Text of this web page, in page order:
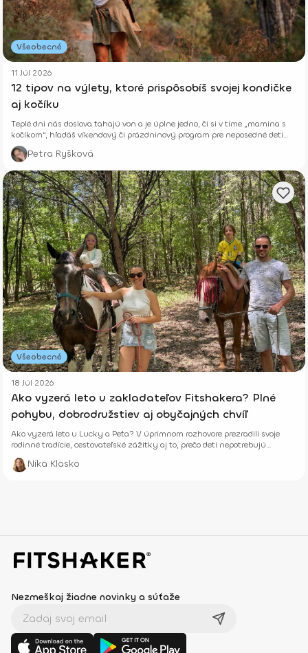
Všeobecné
11 Júl 2026
12 tipov na výlety, ktoré prispôsobíš svojej kondičke
aj kočíku
Teplé dni nás doslova ťahajú von a je úplne jedno, či si v tíme „mamina s
kočíkom“, hľadáš víkendový či prázdninový program pre neposedné deti
alebo si len chceš vyvetrať hlavu s kamoškou, či partnerom.
Petra Ryšková
Všeobecné
18 Júl 2026
Ako vyzerá leto u zakladateľov Fitshakera? Plné
pohybu, dobrodružstiev aj obyčajných chvíľ
Ako vyzerá leto u Lucky a Peťa? V úprimnom rozhovore prezradili svoje
rodinné tradície, cestovateľské zážitky aj to, prečo deti nepotrebujú
dokonalé prázdniny.
Nika Klasko
Nezmeškaj žiadne novinky a súťaže